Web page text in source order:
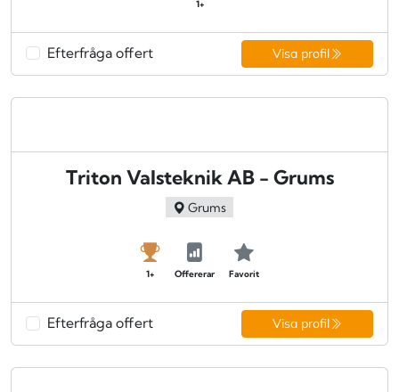
1+
Efterfråga offert Visa profil
Triton Valsteknik AB - Grums
Grums
1+ Offererar Favorit
Efterfråga offert Visa profil